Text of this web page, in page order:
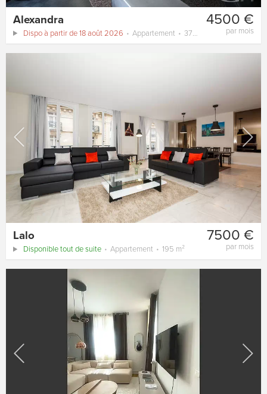
4500 €
par mois
Alexandra
Dispo à partir de 18 août 2026 Appartement 37 m²
7500 €
par mois
Lalo
Disponible tout de suite Appartement 195 m²